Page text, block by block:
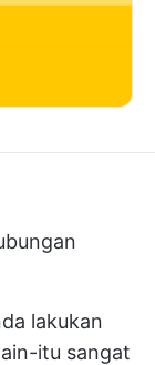
lakukan
itu sangat